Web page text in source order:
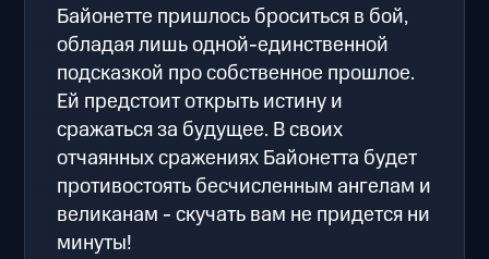
Байонетте пришлось броситься в бой,
обладая лишь одной-единственной
подсказкой про собственное прошлое.
Ей предстоит открыть истину и
сражаться за будущее. В своих
отчаянных сражениях Байонетта будет
противостоять бесчисленным ангелам и
великанам - скучать вам не придется ни
минуты!